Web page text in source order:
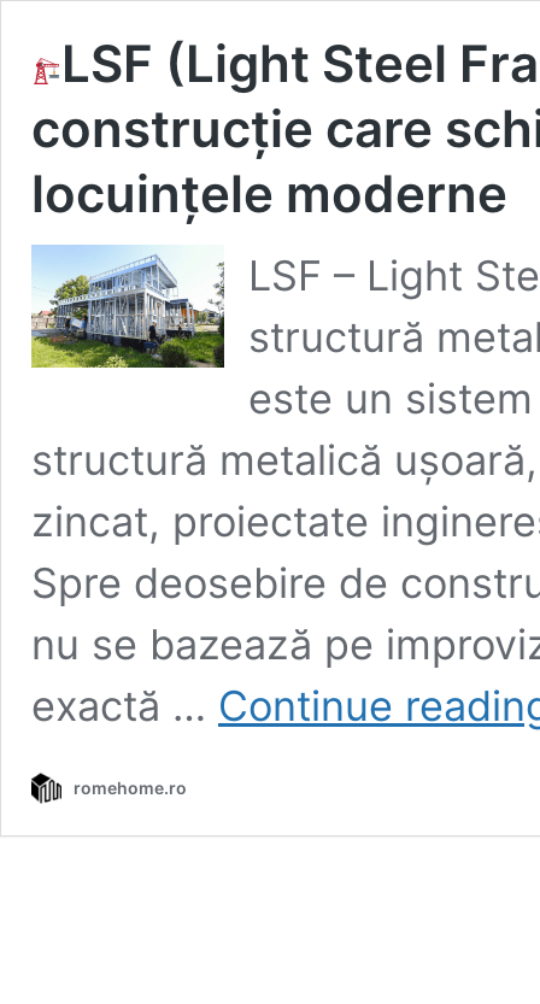
LSF (Light Steel
construcție care
locuințele moderne
LSF – Light
structură
este un
structură metalică
zincat, proiectate
Spre deosebire de
nu se bazează pe
exactă … Continue
romehome.ro